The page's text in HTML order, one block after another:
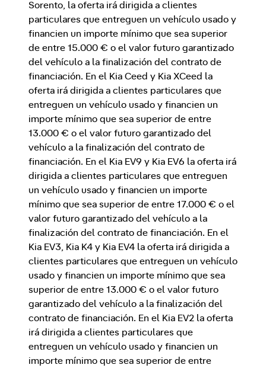
Sorento, la oferta irá dirigida a clientes
particulares que entreguen un vehículo usado y
financien un importe mínimo que sea superior
de entre 15.000 € o el valor futuro garantizado
del vehículo a la finalización del contrato de
financiación. En el Kia Ceed y Kia XCeed la
oferta irá dirigida a clientes particulares que
entreguen un vehículo usado y financien un
importe mínimo que sea superior de entre
13.000 € o el valor futuro garantizado del
vehículo a la finalización del contrato de
financiación. En el Kia EV9 y Kia EV6 la oferta irá
dirigida a clientes particulares que entreguen
un vehículo usado y financien un importe
mínimo que sea superior de entre 17.000 € o el
valor futuro garantizado del vehículo a la
finalización del contrato de financiación. En el
Kia EV3, Kia K4 y Kia EV4 la oferta irá dirigida a
clientes particulares que entreguen un vehículo
usado y financien un importe mínimo que sea
superior de entre 13.000 € o el valor futuro
garantizado del vehículo a la finalización del
contrato de financiación. En el Kia EV2 la oferta
irá dirigida a clientes particulares que
entreguen un vehículo usado y financien un
importe mínimo que sea superior de entre